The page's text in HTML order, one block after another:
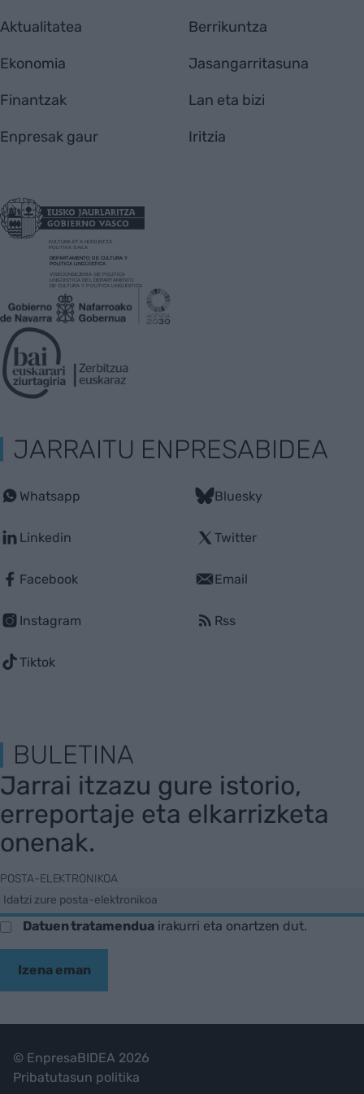
Aktualitatea
Ekonomia
Finantzak
Enpresak gaur
Berrikuntza
Jasangarritasuna
Lan eta bizi
Iritzia
JARRAITU ENPRESABIDEA
Whatsapp
Linkedin
Facebook
Instagram
Tiktok
Bluesky
Twitter
Email
Rss
BULETINA
Jarrai itzazu gure istorio,
erreportaje eta elkarrizketa
onenak.
POSTA-ELEKTRONIKOA
Datuen tratamenduairakurri eta onartzen dut.
Izena eman
© EnpresaBIDEA 2026
Pribatutasun politika